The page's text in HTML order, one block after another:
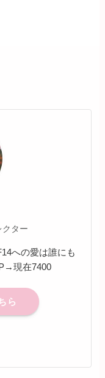
ター
への愛は誰にも
現在7400
ら